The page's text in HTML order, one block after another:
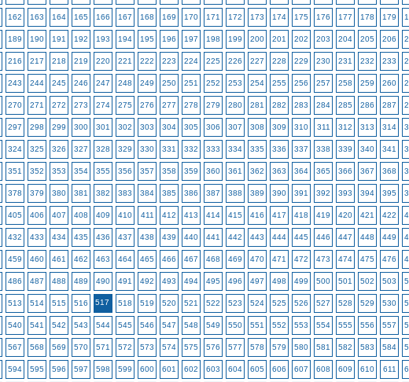
162 163 164 165 166 167 168 169 170 171 172 173 174 175 176 177 178 179
189 190 191 192 193 194 195 196 197 198 199 200 201 202 203 204 205 206
216 217 218 219 220 221 222 223 224 225 226 227 228 229 230 231 232 233
243 244 245 246 247 248 249 250 251 252 253 254 255 256 257 258 259 260
270 271 272 273 274 275 276 277 278 279 280 281 282 283 284 285 286 287
297 298 299 300 301 302 303 304 305 306 307 308 309 310 311 312 313 314
324 325 326 327 328 329 330 331 332 333 334 335 336 337 338 339 340 341
351 352 353 354 355 356 357 358 359 360 361 362 363 364 365 366 367 368
378 379 380 381 382 383 384 385 386 387 388 389 390 391 392 393 394 395
405 406 407 408 409 410 411 412 413 414 415 416 417 418 419 420 421 422
432 433 434 435 436 437 438 439 440 441 442 443 444 445 446 447 448 449
459 460 461 462 463 464 465 466 467 468 469 470 471 472 473 474 475 476
486 487 488 489 490 491 492 493 494 495 496 497 498 499 500 501 502 503
513 514 515 516 517 518 519 520 521 522 523 524 525 526 527 528 529 530
540 541 542 543 544 545 546 547 548 549 550 551 552 553 554 555 556 557
567 568 569 570 571 572 573 574 575 576 577 578 579 580 581 582 583 584
594 595 596 597 598 599 600 601 602 603 604 605 606 607 608 609 610 611